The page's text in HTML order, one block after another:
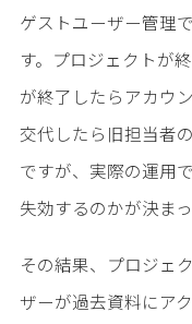
ゲストユーザー管理
す。プロジェクトが
が終了したらアカウ
交代したら旧担当者
ですが、実際の運用
失効するのかが決ま
その結果、プロジェ
ザーが過去資料にア